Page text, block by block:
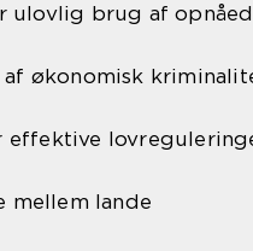
ulovlig brug af
økonomisk
effektive
mellem lande